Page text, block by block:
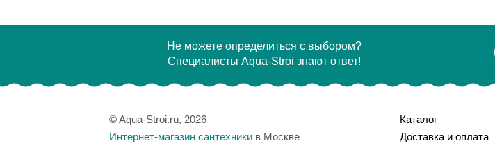
Не можете определиться с выбором?
Специалисты Aqua-Stroi знают ответ!
© Aqua-Stroi.ru, 2026
Интернет-магазин сантехники в Москве
Каталог
Доставка и оплата